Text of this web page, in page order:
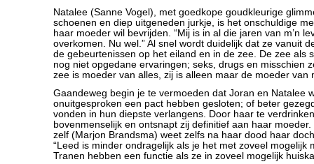
Natalee (Sanne Vogel), met goedkope goudkleurige
schoenen en diep uitgeneden jurkje, is het onschuldige
haar moeder wil bevrijden. “Mij is in al die jaren van m’n
overkomen. Nu wel.” Al snel wordt duidelijk dat ze vanuit
de gebeurtenissen op het eiland en in de zee. De zee als
nog niet opgedane ervaringen; seks, drugs en misschien
zee is moeder van alles, zij is alleen maar de moeder van
Gaandeweg begin je te vermoeden dat Joran en Natalee
onuitgesproken een pact hebben gesloten; of beter
vonden in hun diepste verlangens. Door haar te
bovenmenselijk en ontsnapt zij definitief aan haar
zelf (Marjon Brandsma) weet zelfs na haar dood haar
“Leed is minder ondragelijk als je het met zoveel mogelijk
Tranen hebben een functie als ze in zoveel mogelijk